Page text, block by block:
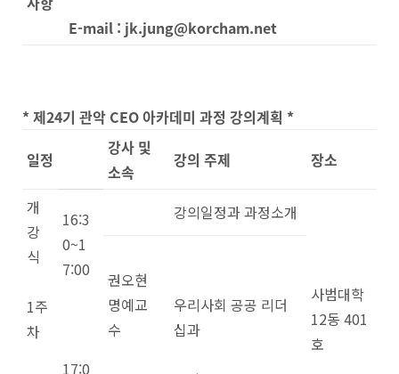
E-mail : jk.jung@korcham.net
*제24기 관악 CEO아카데미 과정 강의계획 *
일정
강사 및
소속
강의 주제 장소
개
강
식
1주
차
16:3
0~1
7:00
17:0
강의일정과 과정소개
사범대학
12동 401
호
권오현
명예교
수
우리사회 공공 리더
십과